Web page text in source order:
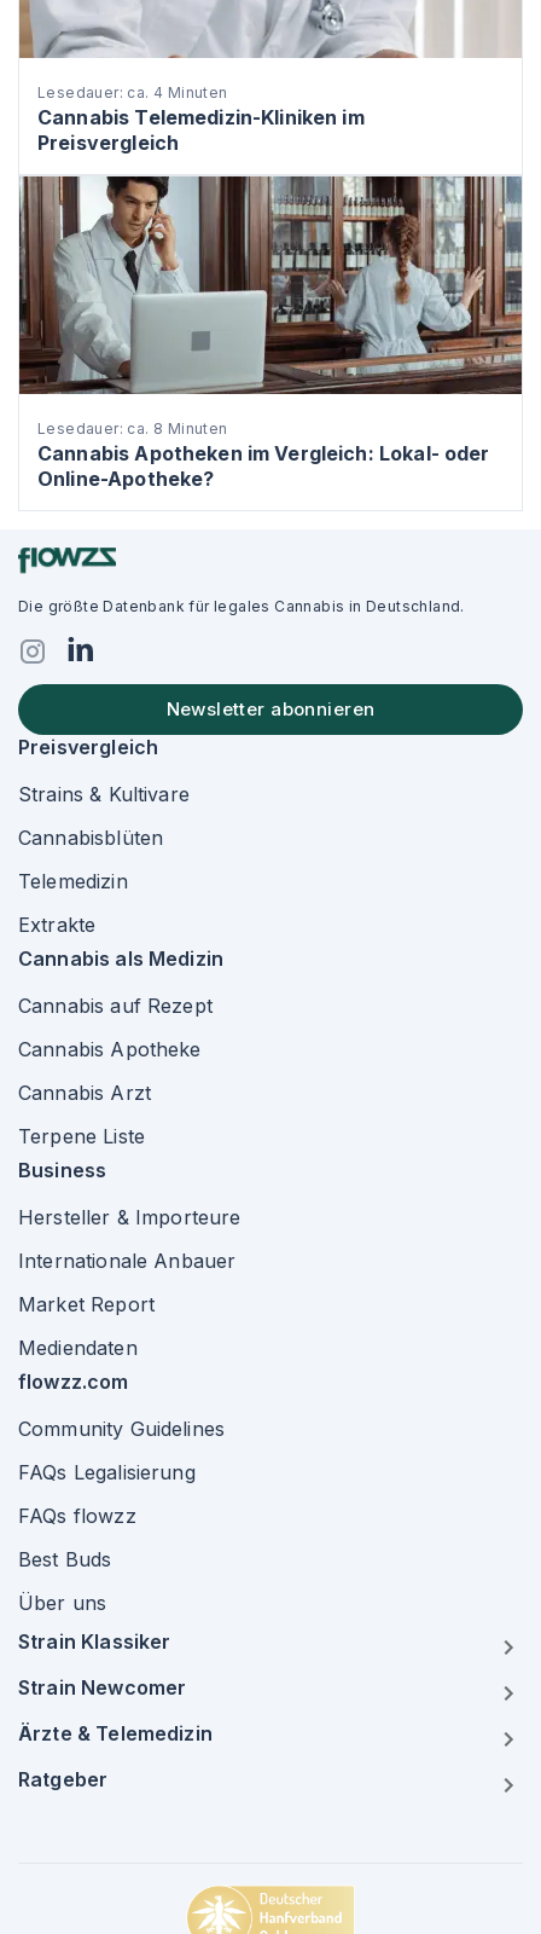
Lesedauer: ca. 4 Minuten
Cannabis Telemedizin-Kliniken im
Preisvergleich
Lesedauer: ca. 8 Minuten
Cannabis Apotheken im Vergleich: Lokal- oder
Online-Apotheke?
Die größte Datenbank für legales Cannabis in Deutschland.
Newsletter abonnieren
Preisvergleich
Strains & Kultivare
Cannabisblüten
Telemedizin
Extrakte
Cannabis als Medizin
Cannabis auf Rezept
Cannabis Apotheke
Cannabis Arzt
Terpene Liste
Business
Hersteller & Importeure
Internationale Anbauer
Market Report
Mediendaten
flowzz.com
Community Guidelines
FAQs Legalisierung
FAQs flowzz
Best Buds
Über uns
Strain Klassiker
Strain Newcomer
Ärzte & Telemedizin
Ratgeber